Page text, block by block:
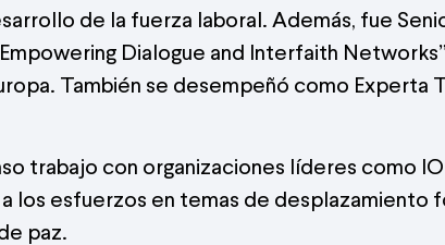
de la fuerza laboral. Además, fue
Dialogue and Interfaith
También se desempeñó como
trabajo con organizaciones líderes como
los esfuerzos en temas de
paz.